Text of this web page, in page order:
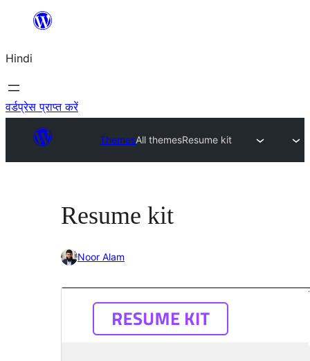
सामग्री
जाएं
Hindi
वर्डप्रेस प्राप्त करें
ThemesAll themesResume kit
Resume kit
Noor Alam